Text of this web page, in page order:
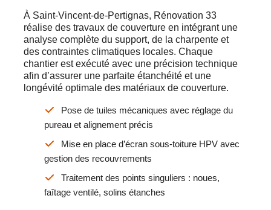
À Saint-Vincent-de-Pertignas, Rénovation 33
réalise des travaux de couverture en intégrant une
analyse complète du support, de la charpente et
des contraintes climatiques locales. Chaque
chantier est exécuté avec une précision technique
afin d’assurer une parfaite étanchéité et une
longévité optimale des matériaux de couverture.
Pose de tuiles mécaniques avec réglage du
pureau et alignement précis
Mise en place d’écran sous-toiture HPV avec
gestion des recouvrements
Traitement des points singuliers : noues,
faîtage ventilé, solins étanches